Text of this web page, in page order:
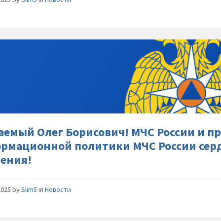
Олег-
МЧС-
России-
и-
прежде-
всего-
Олег Борисович! МЧС России и
политики МЧС России
bySlim5 inНовости